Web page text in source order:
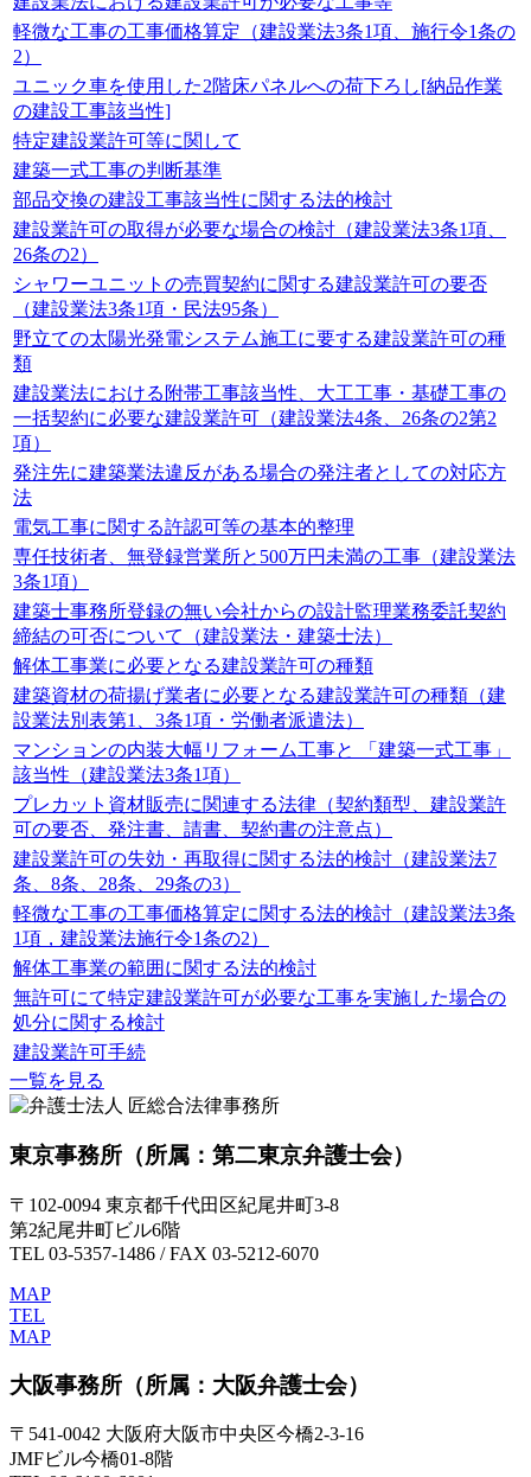
軽微な工事の工事価格算定（建設業法3条1項、施行令1条の
2）
ユニック車を使用した2階床パネルへの荷下ろし[納品作業
の建設工事該当性]
特定建設業許可等に関して
建築一式工事の判断基準
部品交換の建設工事該当性に関する法的検討
建設業許可の取得が必要な場合の検討（建設業法3条1項、
26条の2）
シャワーユニットの売買契約に関する建設業許可の要否
（建設業法3条1項・民法95条）
野立ての太陽光発電システム施工に要する建設業許可の種
類
建設業法における附帯工事該当性、大工工事・基礎工事の
一括契約に必要な建設業許可（建設業法4条、26条の2第2
項）
発注先に建築業法違反がある場合の発注者としての対応方
法
電気工事に関する許認可等の基本的整理
専任技術者、無登録営業所と500万円未満の工事（建設業法
3条1項）
建築士事務所登録の無い会社からの設計監理業務委託契約
締結の可否について（建設業法・建築士法）
解体工事業に必要となる建設業許可の種類
建築資材の荷揚げ業者に必要となる建設業許可の種類（建
設業法別表第1、3条1項・労働者派遣法）
マンションの内装大幅リフォーム工事と 「建築一式工事」
該当性（建設業法3条1項）
プレカット資材販売に関連する法律（契約類型、建設業許
可の要否、発注書、請書、契約書の注意点）
建設業許可の失効・再取得に関する法的検討（建設業法7
条、8条、28条、29条の3）
軽微な工事の工事価格算定に関する法的検討（建設業法3条
1項，建設業法施行令1条の2）
解体工事業の範囲に関する法的検討
無許可にて特定建設業許可が必要な工事を実施した場合の
処分に関する検討
建設業許可手続
一覧を見る
東京事務所 （所属：第二東京弁護士会）
〒102-0094 東京都千代田区紀尾井町3-8
第2紀尾井町ビル6階
TEL 03-5357-1486 / FAX 03-5212-6070
MAP
TEL
MAP
大阪事務所 （所属：大阪弁護士会）
〒541-0042 大阪府大阪市中央区今橋2-3-16
JMFビル今橋01-8階